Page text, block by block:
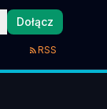
Dołącz
RSS